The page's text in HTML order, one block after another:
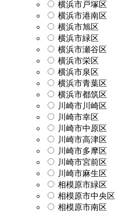
横浜市戸塚区
横浜市港南区
横浜市旭区
横浜市緑区
横浜市瀬谷区
横浜市栄区
横浜市泉区
横浜市青葉区
横浜市都筑区
川崎市川崎区
川崎市幸区
川崎市中原区
川崎市高津区
川崎市多摩区
川崎市宮前区
川崎市麻生区
相模原市緑区
相模原市中央区
相模原市南区